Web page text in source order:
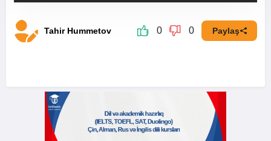
Tahir Hummetov 0 0 Paylaş